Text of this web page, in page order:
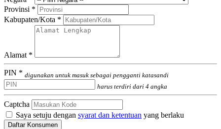
Provinsi *
Kabupaten/Kota *
Alamat *
PIN * digunakan untuk masuk sebagai pengganti katasandi
harus terdiri dari 4 angka
Captcha
Saya setuju dengan syarat dan ketentuan yang berlaku
Daftar Konsumen